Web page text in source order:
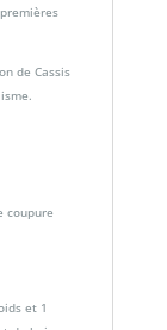
de Cassis
et 1